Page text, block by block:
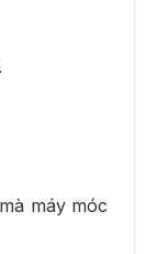
máy móc